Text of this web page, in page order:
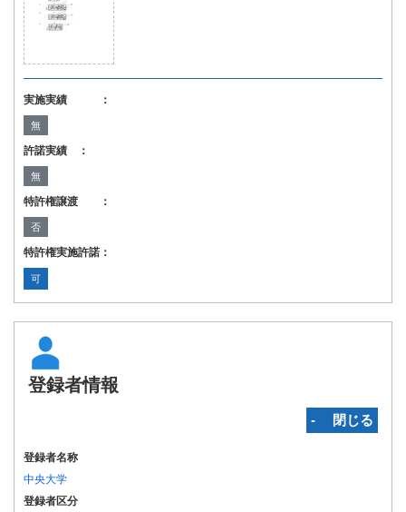
実施実績 ：
無
許諾実績 ：
無
特許権譲渡 ：
否
特許権実施許諾：
可
登録者情報
‐ 閉じる
登録者名称
中央大学
登録者区分